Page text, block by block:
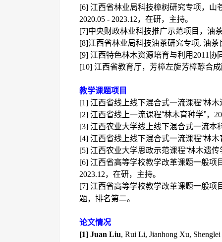
[6] 江西省林业局科技樟树研究专项，山
2020.05 - 2023.12，在研，主持。
[7]中央财政林业科技推广示范项目，油
[8]江西省林业局科技油茶研究专项, 油茶
[9] 江西特色林木资源培育与利用 2011协
[10] 江西省教育厅，芳樟左旋芳樟醇合
教学课题项目
[1] 江西省线上线下混合式一流课程“林木
[2] 江西省线上一流课程“林木育种学”，
[3] 江西农业大学线上线下混合式一流本
[4] 江西省线上线下混合式一流课程“林木
[5] 江西农业大学思政示范课程“林木遗传
[6] 江西省高等学校教学改革课题一般项
2023.12，在研，主持。
[7] 江西省高等学校教学改革课题一般项
题，排名第二。
论文情况
[1] Juan Liu, Rui Li, Jianhong Xu,